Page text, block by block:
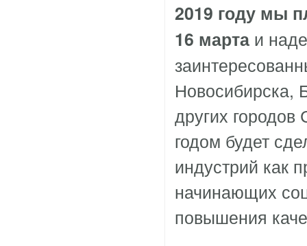
2019 году мы
16 марта и
Новосибирска,
других
годом будет
индустрий как
начинающих
повышения